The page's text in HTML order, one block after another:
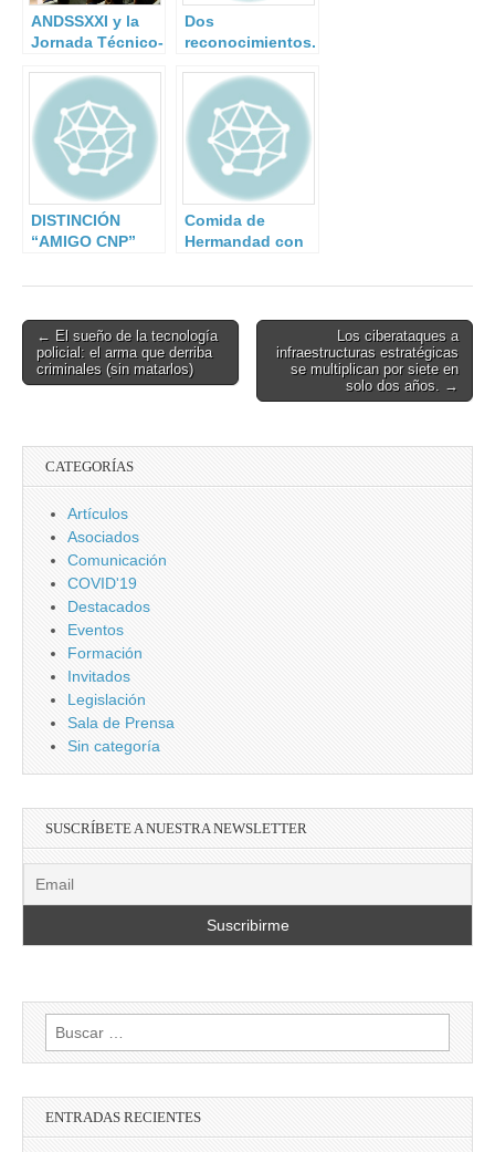
ANDSSXXI y la
Jornada Técnico-
Directores y
Jefes de
Seguridad, III.
Dos
reconocimientos.
DISTINCIÓN
“AMIGO CNP”
Comida de
Hermandad con
Post
navigation
← El sueño de la tecnología
policial: el arma que derriba
criminales (sin matarlos)
Los ciberataques a
infraestructuras estratégicas
se multiplican por siete en
solo dos años. →
CATEGORÍAS
Artículos
Asociados
Comunicación
COVID'19
Destacados
Eventos
Formación
Invitados
Legislación
Sala de Prensa
Sin categoría
SUSCRÍBETE A NUESTRA NEWSLETTER
Buscar:
ENTRADAS RECIENTES